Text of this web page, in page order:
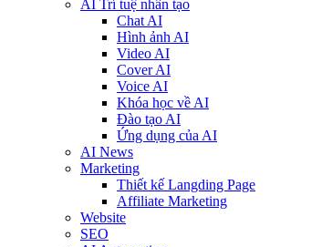
AI Trí tuệ nhân tạo
Chat AI
Hình ảnh AI
Video AI
Cover AI
Voice AI
Khóa học về AI
Đào tạo AI
Ứng dụng của AI
AI News
Marketing
Thiết kế Langding Page
Affiliate Marketing
Website
SEO